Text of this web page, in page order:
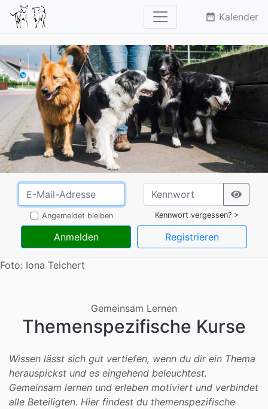
date_range Kalender
Angemeldet bleiben Kennwort vergessen? >
Anmelden Registrieren
Foto: Iona Teichert
Gemeinsam Lernen
Themenspezifische Kurse
Wissen lässt sich gut vertiefen, wenn du dir ein Thema
herauspickst und es eingehend beleuchtest.
Gemeinsam lernen und erleben motiviert und verbindet
alle Beteiligten. Hier findest du themenspezifische